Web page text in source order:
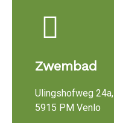
Zwembad
Ulingshofweg 24a,
5915 PM Venlo